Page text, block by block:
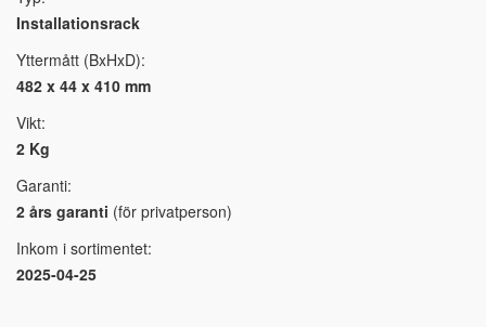
Installationsrack
Yttermått (BxHxD):
482 x 44 x 410 mm
Vikt:
2 Kg
Garanti:
2 års garanti (för privatperson)
Inkom i sortimentet:
2025-04-25